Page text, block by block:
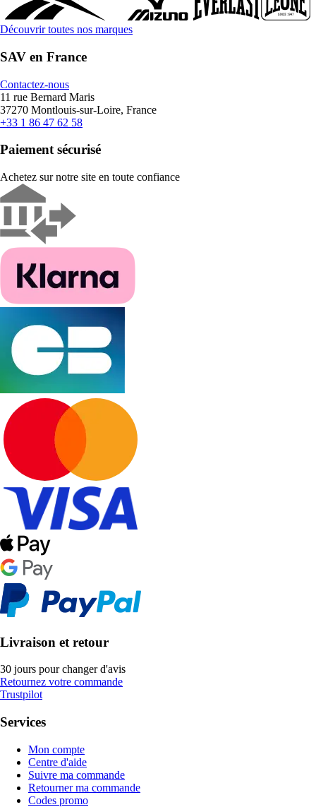
Découvrir toutes nos marques
SAV en France
Contactez-nous
11 rue Bernard Maris
37270 Montlouis-sur-Loire, France
+33 1 86 47 62 58
Paiement sécurisé
Achetez sur notre site en toute confiance
Livraison et retour
30 jours pour changer d'avis
Retournez votre commande
Trustpilot
Services
Mon compte
Centre d'aide
Suivre ma commande
Retourner ma commande
Codes promo